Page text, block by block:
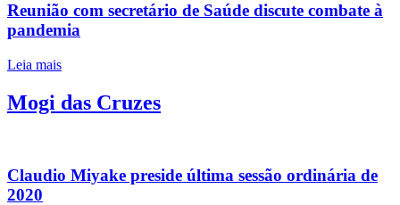
Reunião com secretário de Saúde discute combate à
pandemia
Leia mais
Mogi das Cruzes
Claudio Miyake preside última sessão ordinária de
2020